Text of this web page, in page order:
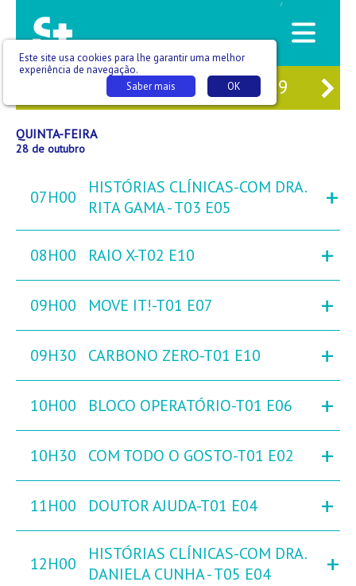
/
27 QUI 28 SEX 29 SÁB
QUINTA-FEIRA
28 de outubro
07H00
HISTÓRIAS CLÍNICAS-COM DRA.
RITA GAMA - T03 E05
+
08H00 RAIO X-T02 E10 +
09H00 MOVE IT!-T01 E07 +
09H30 CARBONO ZERO-T01 E10 +
10H00 BLOCO OPERATÓRIO-T01 E06 +
10H30 COM TODO O GOSTO-T01 E02 +
11H00 DOUTOR AJUDA-T01 E04 +
12H00
HISTÓRIAS CLÍNICAS-COM DRA.
DANIELA CUNHA - T05 E04
+
Este site usa cookies para lhe garantir uma melhor
experiência de navegação.
OK
Saber mais